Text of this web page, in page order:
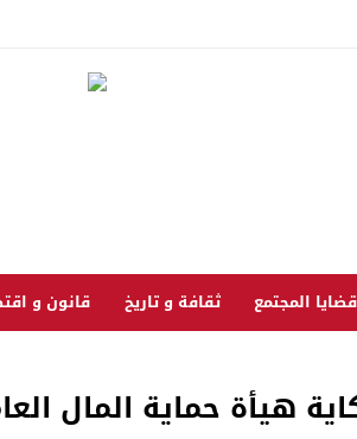
قضايا المجتمع ثقافة و تاريخ قانون و
هيأة حماية المال